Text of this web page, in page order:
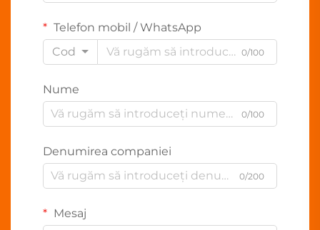
Telefon mobil / WhatsApp
Cod
0/100
Nume
0/100
Denumirea companiei
0/200
Mesaj